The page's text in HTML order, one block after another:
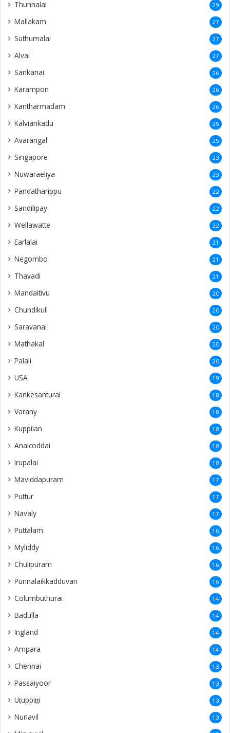
Thunnalai 29
Mallakam 27
Suthumalai 27
Alvai 27
Sankanai 26
Karampon 26
Kantharmadam 26
Kalviankadu 25
Avarangal 25
Singapore 23
Nuwaraeliya 23
Pandatharippu 22
Sandilipay 22
Wellawatte 22
Earlalai 21
Negombo 21
Thavadi 21
Mandaitivu 20
Chundikuli 20
Saravanai 20
Mathakal 20
Palali 20
USA 19
Kankesanturai 18
Varany 18
Kuppilan 18
Anaicoddai 18
Irupalai 18
Maviddapuram 17
Puttur 17
Navaly 17
Puttalam 16
Myliddy 16
Chulipuram 16
Punnalaikkadduvan 16
Columbuthurai 14
Badulla 14
Ingland 14
Ampara 14
Chennai 13
Passaiyoor 13
Uṭuppiṭṭi 13
Nunavil 13